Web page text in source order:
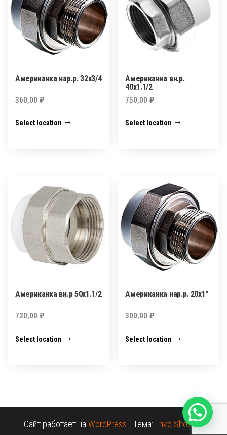
Американка нар.р. 32х3/4
360,00 ₽
Select location
Американка вн.р.
40х1.1/2
750,00₽
Select location
Американка вн.р 50х1.1/2
720,00 ₽
Select location
Американка нар.р. 20х1″
300,00₽
Select location
Сайт работает наWordPress | Тема: Envo Shopper